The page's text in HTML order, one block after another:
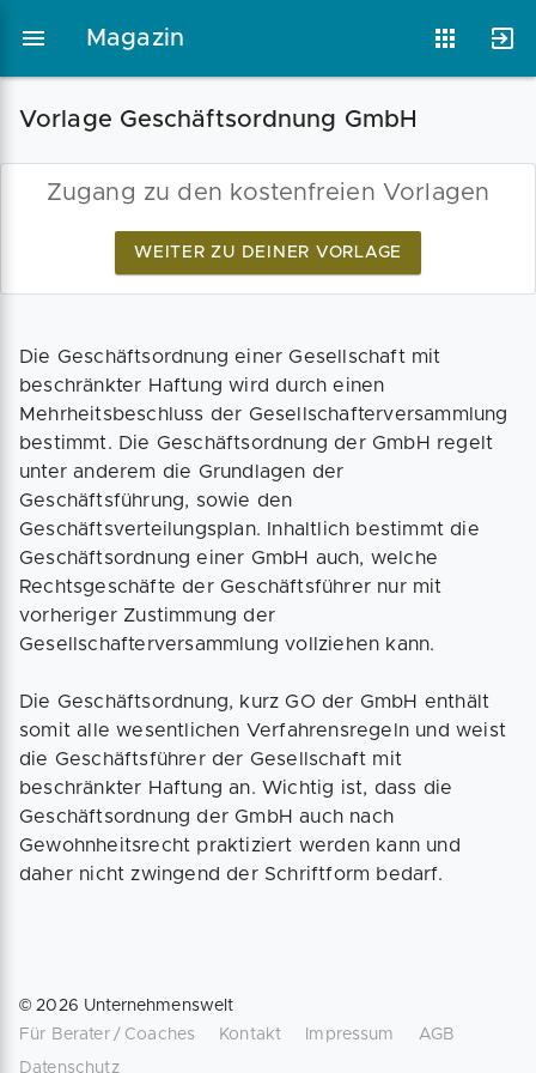
Magazin
Angebote Coaching
Vorlage Geschäftsordnung GmbH
Zugang zu den kostenfreien Vorlagen
WEITER ZU DEINER VORLAGE
Die Geschäftsordnung einer Gesellschaft mit
beschränkter Haftung wird durch einen
Mehrheitsbeschluss der Gesellschafterversammlung
bestimmt. Die Geschäftsordnung der GmbH regelt
unter anderem die Grundlagen der
Geschäftsführung, sowie den
Geschäftsverteilungsplan. Inhaltlich bestimmt die
Geschäftsordnung einer GmbH auch, welche
Rechtsgeschäfte der Geschäftsführer nur mit
vorheriger Zustimmung der
Gesellschafterversammlung vollziehen kann.
Die Geschäftsordnung, kurz GO der GmbH enthält
somit alle wesentlichen Verfahrensregeln und weist
die Geschäftsführer der Gesellschaft mit
beschränkter Haftung an. Wichtig ist, dass die
Geschäftsordnung der GmbH auch nach
Gewohnheitsrecht praktiziert werden kann und
daher nicht zwingend der Schriftform bedarf.
©2026 Unternehmenswelt
Für Berater / Coaches
Kontakt Impressum
AGB
Datenschutz